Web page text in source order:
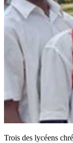
Trois des lycéens